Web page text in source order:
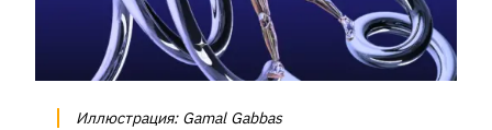
Иллюстрация: Gamal Gabbas